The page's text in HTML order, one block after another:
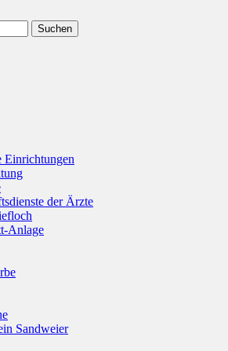
Einrichtungen
der Ärzte
Anlage
Sandweier